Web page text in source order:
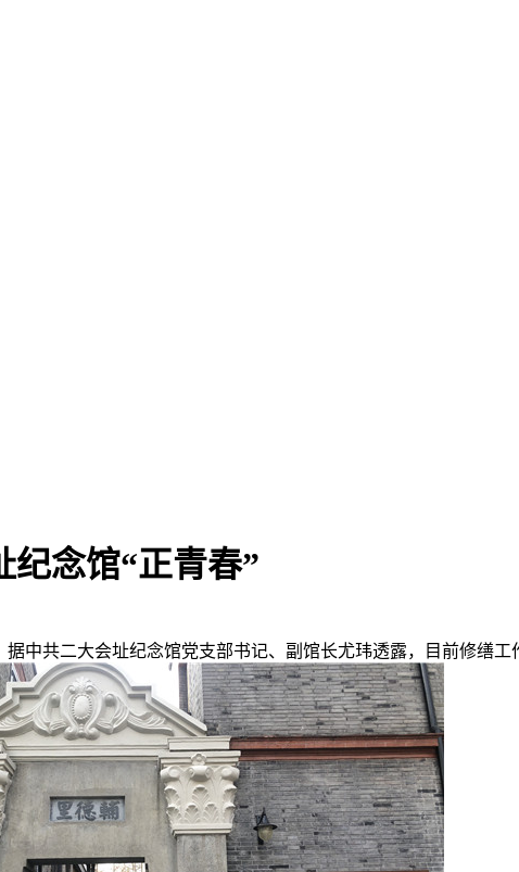
纪念馆“正青春”
共二大会址纪念馆党支部书记、副馆长尤玮透露，目前修缮工